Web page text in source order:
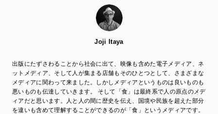
Joji Itaya
出版にたずさわることから社会に出て、映像も含めた電子メディア、ネ
ットメディア、そして人が集まる店舗もそのひとつとして、さまざまな
メディアに関わって来ました。しかしメディアというものは良いものも
悪いものも伝達していきます。 そして「食」は最終系で人の原点のメデ
ィアだと思います。人と人の間に歴史を伝え、国境や民族を超えた部分
を違いも含めて理解することができるのが「食」というメディアです。